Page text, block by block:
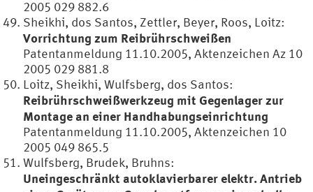
2005 029 882.6
Sheikhi, dos Santos, Zettler, Beyer, Roos, Loitz:
Vorrichtung zum Reibrührschweißen
Patentanmeldung 11.10.2005, Aktenzeichen Az 10
2005 029 881.8
Loitz, Sheikhi, Wulfsberg, dos Santos:
Reibrührschweißwerkzeug mit Gegenlager zur
Montage an einer Handhabungseinrichtung
Patentanmeldung 11.10.2005, Aktenzeichen 10
2005 049 865.5
Wulfsberg, Brudek, Bruhns:
Uneingeschränkt autoklavierbarer elektr. Antrieb